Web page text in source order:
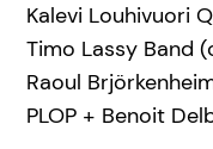
Kalevi Louhivuori
Timo Lassy Band
Raoul
PLOP + Benoit